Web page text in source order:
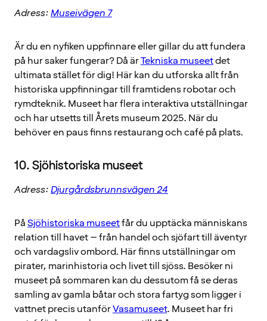
Adress:Museivägen 7
Är du en nyfiken uppfinnare eller gillar du att fundera
på hur saker fungerar? Då ärTekniska museetdet
ultimata stället för dig! Här kan du utforska allt från
historiska uppfinningar till framtidens robotar och
rymdteknik. Museet har flera interaktiva utställningar
och har utsetts till Årets museum 2025. När du
behöver en paus finns restaurang och café på plats.
10. Sjöhistoriska museet
Adress:Djurgårdsbrunnsvägen 24
PåSjöhistoriska museetfår du upptäcka människans
relation till havet – från handel och sjöfart till äventyr
och vardagsliv ombord. Här finns utställningar om
pirater, marinhistoria och livet till sjöss. Besöker ni
museet på sommaren kan du dessutom få se deras
samling av gamla båtar och stora fartyg som ligger i
vattnet precis utanförVasamuseet. Museet har fri